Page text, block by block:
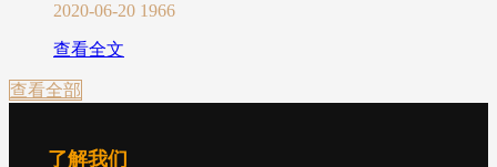
2020-06-20 1966
查看全文
查看全部
了解我们